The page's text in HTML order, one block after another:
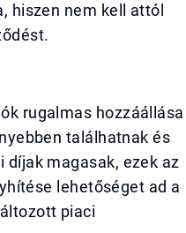
hiszen nem kell attól
rugalmas hozzáállása
találhatnak és
magasak, ezek az
lehetőséget ad a
piaci